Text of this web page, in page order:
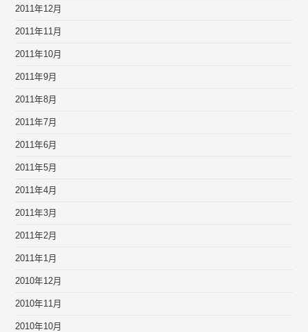
2011年12月
2011年11月
2011年10月
2011年9月
2011年8月
2011年7月
2011年6月
2011年5月
2011年4月
2011年3月
2011年2月
2011年1月
2010年12月
2010年11月
2010年10月